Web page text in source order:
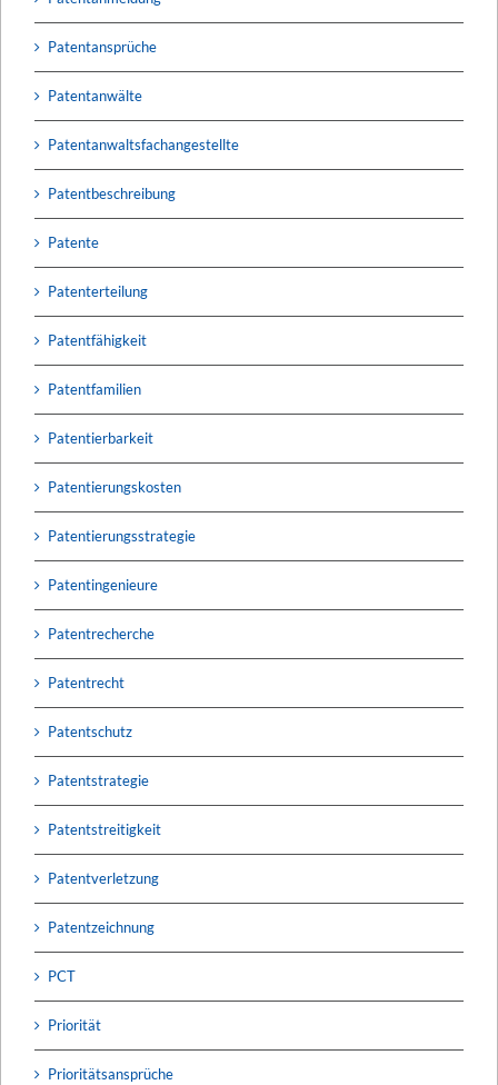
Patentansprüche
Patentanwälte
Patentanwaltsfachangestellte
Patentbeschreibung
Patente
Patenterteilung
Patentfähigkeit
Patentfamilien
Patentierbarkeit
Patentierungskosten
Patentierungsstrategie
Patentingenieure
Patentrecherche
Patentrecht
Patentschutz
Patentstrategie
Patentstreitigkeit
Patentverletzung
Patentzeichnung
PCT
Priorität
Prioritätsansprüche